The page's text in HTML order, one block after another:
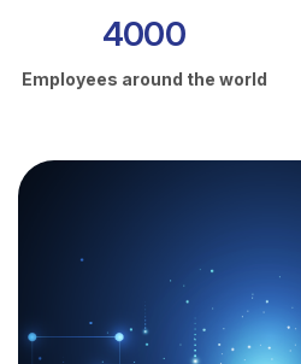
4000
Employees around the world